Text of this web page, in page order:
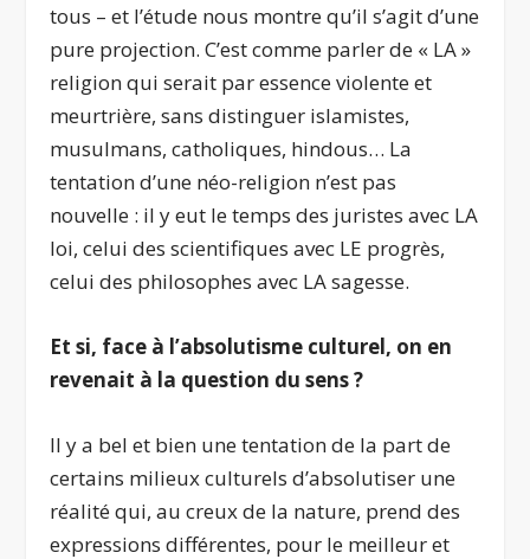
tous – et l’étude nous montre qu’il s’agit d’une
pure projection. C’est comme parler de « LA »
religion qui serait par essence violente et
meurtrière, sans distinguer islamistes,
musulmans, catholiques, hindous… La
tentation d’une néo-religion n’est pas
nouvelle : il y eut le temps des juristes avec LA
loi, celui des scientifiques avec LE progrès,
celui des philosophes avec LA sagesse.
Et si, face à l’absolutisme culturel, on en
revenait à la question du sens ?
Il y a bel et bien une tentation de la part de
certains milieux culturels d’absolutiser une
réalité qui, au creux de la nature, prend des
expressions différentes, pour le meilleur et